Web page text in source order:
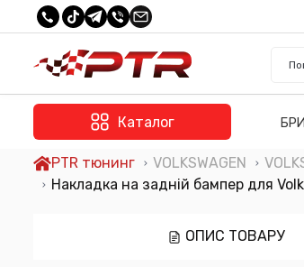
Каталог
PTR тюнинг VOLKSWAGEN
Накладка на задній бампер для
ОПИС ТОВАРУ